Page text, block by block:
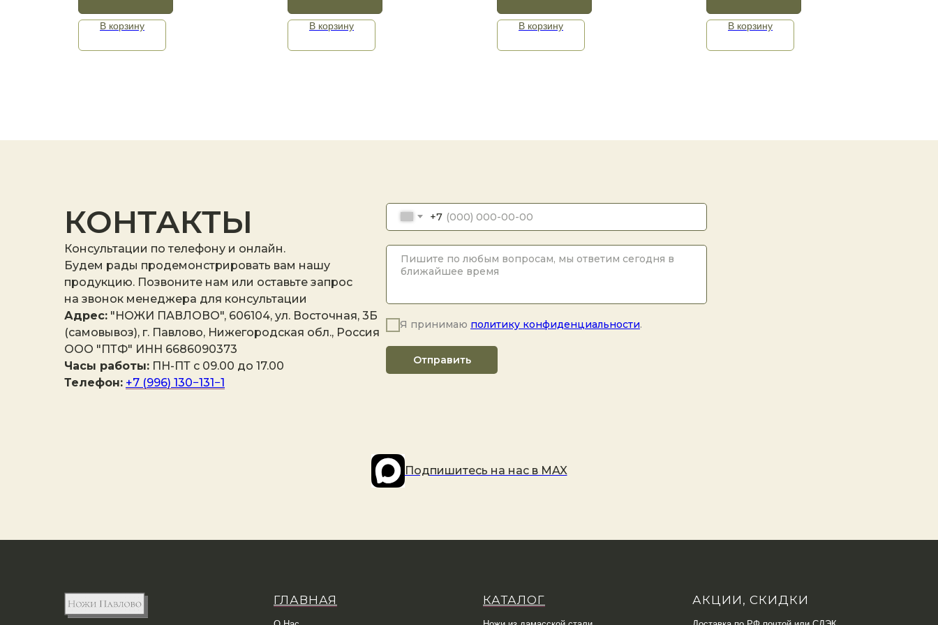
В корзину В корзину В корзину В корзину
КОНТАКТЫ
Консультации по телефону и онлайн.
Будем рады продемонстрировать вам нашу
продукцию. Позвоните нам или оставьте запрос
на звонок менеджера для консультации
Адрес: "НОЖИ ПАВЛОВО", 606104, ул. Восточная, 3Б
(самовывоз), г. Павлово, Нижегородская обл., Россия
ООО "ПТФ" ИНН 6686090373
Часы работы: ПН-ПТ с 09.00 до 17.00
Телефон: +7 (996) 130−131−1
+7
Я принимаю политику конфиденциальности.
Отправить
Подпишитесь на наc в MAX
ГЛАВНАЯ КАТАЛОГ АКЦИИ, СКИДКИ